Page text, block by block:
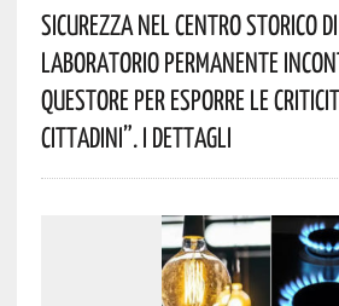
Sicurezza Nel Centro Storico
Laboratorio Permanente
Questore Per Esporre Le
Cittadini”. I Dettagli